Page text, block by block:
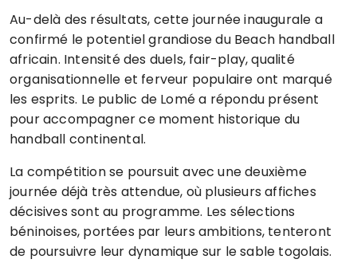
Au-delà des résultats, cette journée inaugurale a
confirmé le potentiel grandiose du Beach handball
africain. Intensité des duels, fair-play, qualité
organisationnelle et ferveur populaire ont marqué
les esprits. Le public de Lomé a répondu présent
pour accompagner ce moment historique du
handball continental.
La compétition se poursuit avec une deuxième
journée déjà très attendue, où plusieurs affiches
décisives sont au programme. Les sélections
béninoises, portées par leurs ambitions, tenteront
de poursuivre leur dynamique sur le sable togolais.